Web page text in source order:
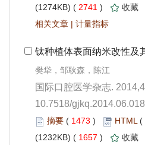
2741 )
|
10.7518/gjkq.2014.06.018
1473 )
1657 )